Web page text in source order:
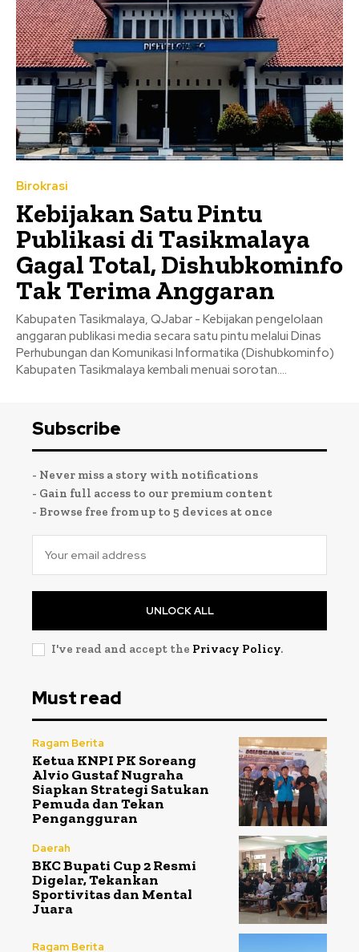
Birokrasi
Kebijakan Satu Pintu
Publikasi di Tasikmalaya
Gagal Total, Dishubkominfo
Tak Terima Anggaran
Kabupaten Tasikmalaya, QJabar - Kebijakan pengelolaan
anggaran publikasi media secara satu pintu melalui Dinas
Perhubungan dan Komunikasi Informatika (Dishubkominfo)
Kabupaten Tasikmalaya kembali menuai sorotan....
Subscribe
- Never miss a story with notifications
- Gain full access to our premium content
- Browse free from up to 5 devices at once
UNLOCK ALL
I've read and accept the Privacy Policy.
Must read
Ragam Berita
Ketua KNPI PK Soreang
Alvio Gustaf Nugraha
Siapkan Strategi Satukan
Pemuda dan Tekan
Pengangguran
Daerah
BKC Bupati Cup 2 Resmi
Digelar, Tekankan
Sportivitas dan Mental
Juara
Ragam Berita